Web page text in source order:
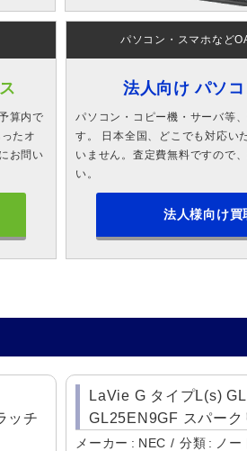
算内で
たオ
お問い
パソコン・スマホなど
法人向け パソ
パソコン・コピー機・サーバ等
す。 日本全国、どこでも対応い
いません。査定費無料ですので
い。
法人様向け買
ッチ
LaVie G タイプL(s)
GL25EN9GF スパーク
メーカー NEC 分類 ノー